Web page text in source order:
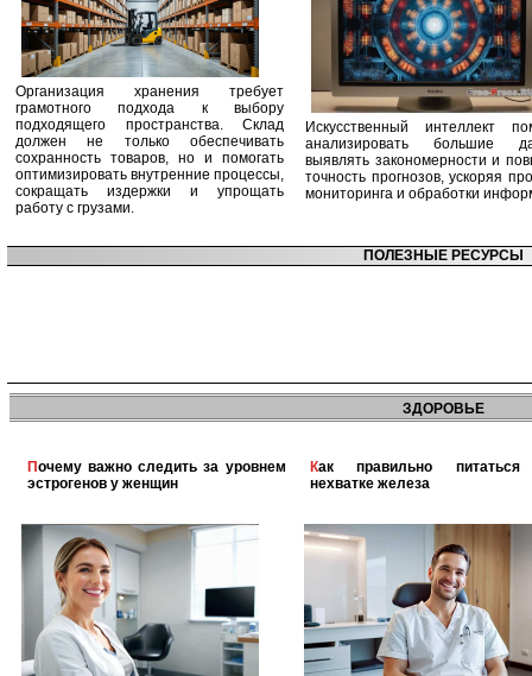
Организация хранения требует
грамотного подхода к выбору
подходящего пространства. Склад
должен не только обеспечивать
сохранность товаров, но и помогать
оптимизировать внутренние процессы,
сокращать издержки и упрощать
работу с грузами.
Искусственный интеллект
анализировать большие
выявлять закономерности и
точность прогнозов, ускоряя
мониторинга и обработки
ПОЛЕЗНЫЕ РЕСУРСЫ
ЗДОРОВЬЕ
Почему важно следить за уровнем
эстрогенов у женщин
Как правильно питаться при
нехватке железа